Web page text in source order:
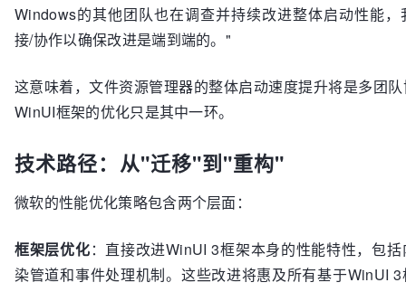
Windows的其他团队也在调查并持续改进整体启动性能，
接/协作以确保改进是端到端的。"
这意味着，文件资源管理器的整体启动速度提升将是多团
WinUI框架的优化只是其中一环。
技术路径：从"迁移"到"重构"
微软的性能优化策略包含两个层面：
框架层优化：直接改进WinUI 3框架本身的性能特性，包
染管道和事件处理机制。这些改进将惠及所有基于WinUI